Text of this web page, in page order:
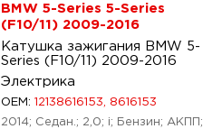
BMW 5-Series 5-Series
(F10/11) 2009-2016
Катушка зажигания BMW 5-
Series (F10/11) 2009-2016
Электрика
OEM: 12138616153, 8616153
2014; Седан.; 2,0; i; Бензин; АКПП;